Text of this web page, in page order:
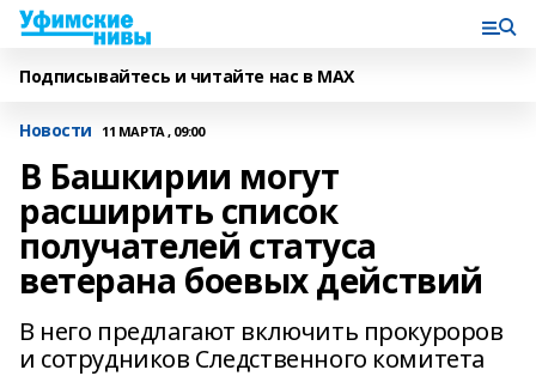
Подписывайтесь и читайте нас в MAX
Новости 11 МАРТА , 09:00
В Башкирии могут
расширить список
получателей статуса
ветерана боевых действий
В него предлагают включить прокуроров
и сотрудников Следственного комитета